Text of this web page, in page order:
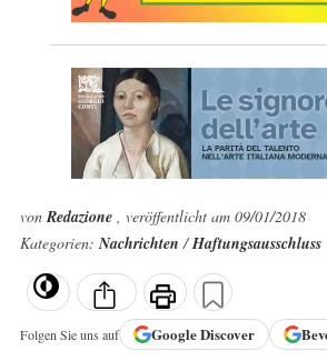
vonRedazione , veröffentlicht am 09/01/2018
Kategorien:Nachrichten/Haftungsausschluss
Folgen Sie uns auf GoogleDiscover